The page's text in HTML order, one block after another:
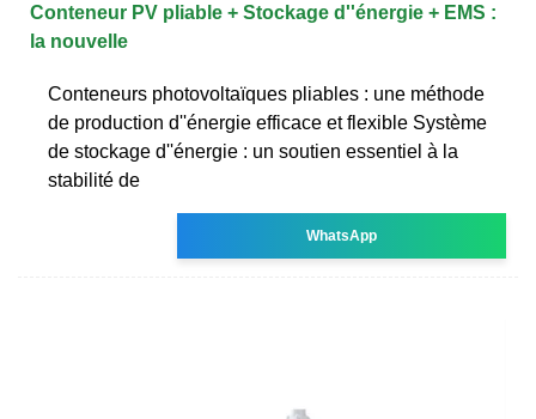
Conteneur PV pliable + Stockage d''énergie + EMS :
la nouvelle
Conteneurs photovoltaïques pliables : une méthode
de production d''énergie efficace et flexible Système
de stockage d''énergie : un soutien essentiel à la
stabilité de
WhatsApp